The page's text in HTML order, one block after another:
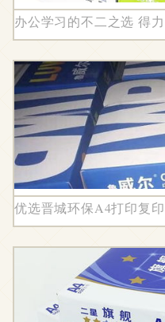
办公学习的不二之选 得
优选晋城环保A4打印复